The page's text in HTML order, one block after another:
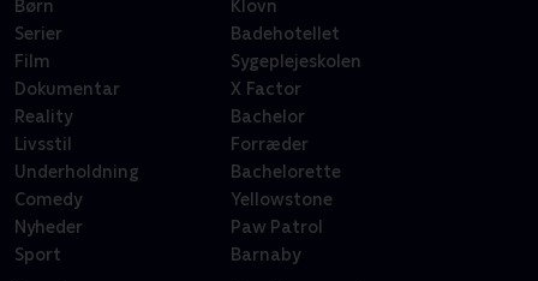
Børn
Serier
Film
Dokumentar
Reality
Livsstil
Underholdning
Comedy
Nyheder
Sport
Klovn
Badehotellet
Sygeplejeskolen
X Factor
Bachelor
Forræder
Bachelorette
Yellowstone
Paw Patrol
Barnaby